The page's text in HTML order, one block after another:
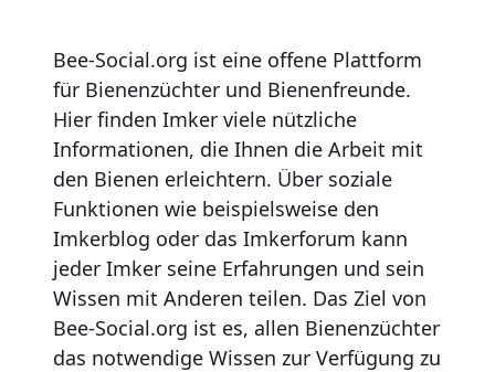
Bee-Social.org ist eine offene Plattform
für Bienenzüchter und Bienenfreunde.
Hier finden Imker viele nützliche
Informationen, die Ihnen die Arbeit mit
den Bienen erleichtern. Über soziale
Funktionen wie beispielsweise den
Imkerblog oder das Imkerforum kann
jeder Imker seine Erfahrungen und sein
Wissen mit Anderen teilen. Das Ziel von
Bee-Social.org ist es, allen Bienenzüchter
das notwendige Wissen zur Verfügung zu